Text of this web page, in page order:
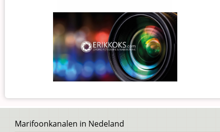
Voet
Marifoonkanalen in Nedeland